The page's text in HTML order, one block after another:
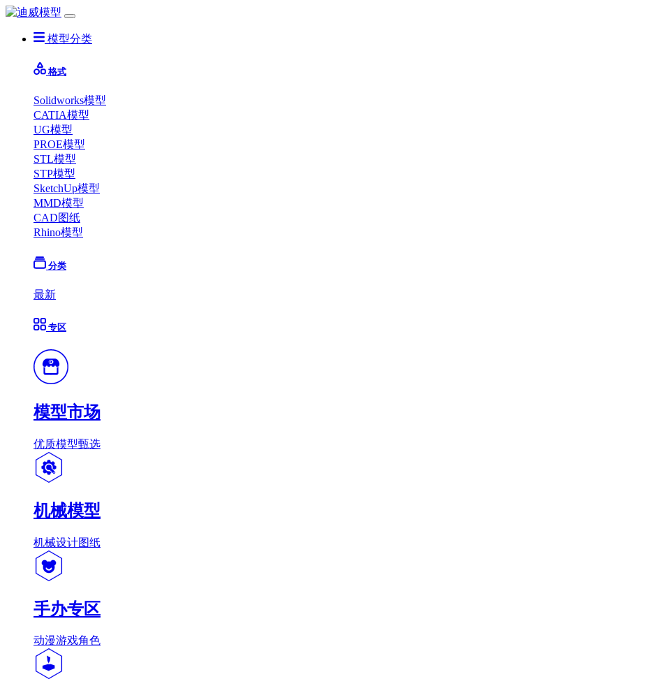
模型分类
格式
Solidworks模型
CATIA模型
UG模型
PROE模型
STL模型
STP模型
SketchUp模型
MMD模型
CAD图纸
Rhino模型
分类
最新
专区
模型市场
优质模型甄选
机械模型
机械设计图纸
手办专区
动漫游戏角色